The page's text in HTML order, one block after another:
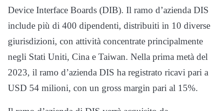
Device Interface Boards (DIB). Il ramo d’azienda DIS
include più di 400 dipendenti, distribuiti in 10 diverse
giurisdizioni, con attività concentrate principalmente
negli Stati Uniti, Cina e Taiwan. Nella prima metà del
2023, il ramo d’azienda DIS ha registrato ricavi pari a
USD 54 milioni, con un gross margin pari al 15%.